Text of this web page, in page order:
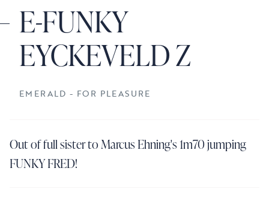
E-FUNKY
EYCKEVELD Z
EMERALD - FOR PLEASURE
Out of full sister to Marcus Ehning's 1m70 jumping
FUNKY FRED!